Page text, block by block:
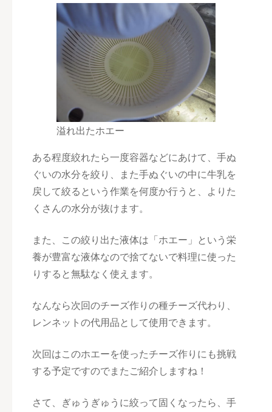
溢れ出たホエー
ある程度絞れたら一度容器などにあけて、手ぬ
ぐいの水分を絞り、また手ぬぐいの中に牛乳を
戻して絞るという作業を何度か行うと、よりた
くさんの水分が抜けます。
また、この絞り出た液体は「ホエー」という栄
養が豊富な液体なので捨てないで料理に使った
りすると無駄なく使えます。
なんなら次回のチーズ作りの種チーズ代わり、
レンネットの代用品として使用できます。
次回はこのホエーを使ったチーズ作りにも挑戦
する予定ですのでまたご紹介しますね！
さて、ぎゅうぎゅうに絞って固くなったら、手